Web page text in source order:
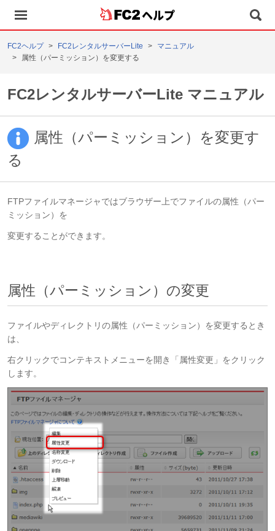
ヘルプ
FC2ヘルプ FC2レンタルサーバーLite
マニュアル
属性（パーミッション）を変更する
FC2レンタルサーバーLite マニュアル
属性（パーミッション）を変更す
る
FTPファイルマネージャではブラウザー上でファイルの属性（パー
ミッション）を
変更することができます。
属性（パーミッション）の変更
ファイルやディレクトリの属性（パーミッション）を変更するとき
は、
右クリックでコンテキストメニューを開き「属性変更」をクリック
します。